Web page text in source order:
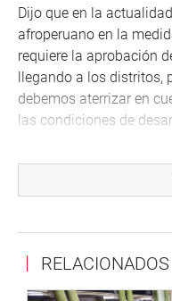
Dijo que en la
afroperuano en la
requiere la aprobación
llegando a los distritos,
debemos aterrizar en
las condiciones de
Constitución que solo
andinos, pero no del
temas de coyuntura,
RELACIONADOS